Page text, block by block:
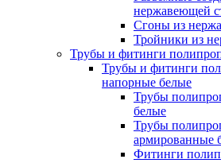
нержавеющей
Сгоны из
Тройники из
Трубы и фитинги
Трубы и фитинги
напорные белые
Трубы
белые
Трубы
армированные
Фитинги